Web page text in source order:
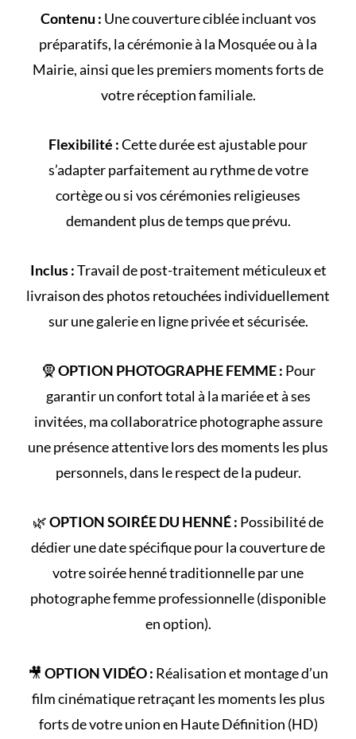
Contenu : Une couverture ciblée incluant vos
préparatifs, la cérémonie à la Mosquéeou à la
Mairie, ainsi que les premiers moments forts de
votreréception familiale.
Flexibilité :Cette durée est ajustable pour
s’adapter parfaitement au rythme de votre
cortègeou si vos cérémonies religieuses
demandent plus de temps que prévu.
Inclus :Travail de post-traitement méticuleux et
livraison des photos retouchées individuellement
sur une galerie en ligne privée et sécurisée.
🧕OPTION PHOTOGRAPHE FEMME : Pour
garantir un confort total à la mariée et à ses
invitées, ma collaboratrice photographe assure
une présence attentive lors des moments les plus
personnels, dans le respect de la pudeur.
🌿OPTION SOIRÉE DU HENNÉ : Possibilité de
dédier une date spécifique pour la couverture de
votresoirée hennétraditionnelle par une
photographe femme professionnelle (disponible
en option).
🎥 OPTION VIDÉO : Réalisation et montage d’un
film cinématique retraçant les moments les plus
fortsde votre union en Haute Définition (HD)